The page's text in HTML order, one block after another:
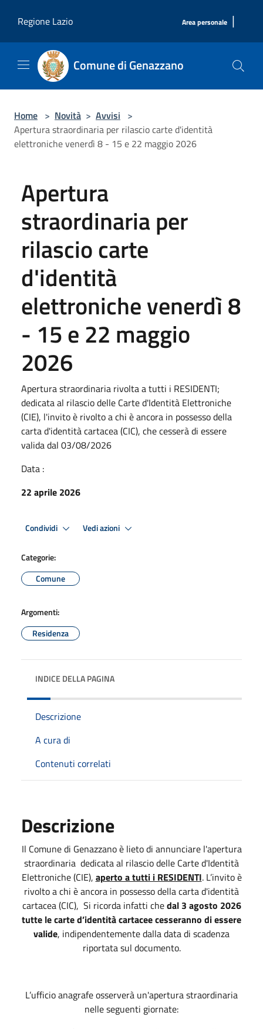
Regione Lazio
Area personale |
Comune di Genazzano
Home > Novità > Avvisi >
Apertura straordinaria per rilascio carte d'identità
elettroniche venerdì 8 - 15 e 22 maggio 2026
Apertura
straordinaria per
rilascio carte
d'identità
elettroniche venerdì 8
- 15 e 22 maggio
2026
Apertura straordinaria rivolta a tutti i RESIDENTI;
dedicata al rilascio delle Carte d'Identità Elettroniche
(CIE), l'invito è rivolto a chi è ancora in possesso della
carta d'identità cartacea (CIC), che cesserà di essere
valida dal 03/08/2026
Data :
22 aprile 2026
Condividi Vedi azioni
Categorie:
Comune
Argomenti:
Residenza
INDICE DELLA PAGINA
Descrizione
A cura di
Contenuti correlati
Descrizione
Il Comune di Genazzano è lieto di annunciare l'apertura
straordinaria dedicata al rilascio delle Carte d'Identità
Elettroniche (CIE), aperto a tutti i RESIDENTI. L’invito è
rivolto a chi è ancora in possesso della carta d'identità
cartacea (CIC), Si ricorda infatti chedal 3 agosto 2026
tutte le carte d’identità cartacee cesseranno di essere
valide, indipendentemente dalla data di scadenza
riportata sul documento.
L’ufficio anagrafe osserverà un'apertura straordinaria
nelle seguenti giornate: